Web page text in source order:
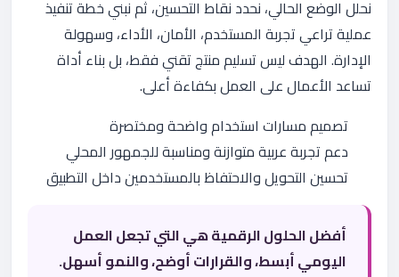
نحلل الوضع الحالي، نحدد نقاط التحسين، ثم نبني خطة تنفيذ
عملية تراعي تجربة المستخدم، الأمان، الأداء، وسهولة
الإدارة. الهدف ليس تسليم منتج تقني فقط، بل بناء أداة
تساعد الأعمال على العمل بكفاءة أعلى.
تصميم مسارات استخدام واضحة ومختصرة
دعم تجربة عربية متوازنة ومناسبة للجمهور المحلي
تحسين التحويل والاحتفاظ بالمستخدمين داخل التطبيق
أفضل الحلول الرقمية هي التي تجعل العمل
اليومي أبسط، والقرارات أوضح، والنمو أسهل.